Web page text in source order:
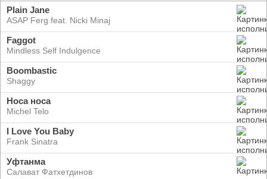
Plain Jane
ASAP Ferg feat. Nicki Minaj
Faggot
Mindless Self Indulgence
Boombastic
Shaggy
Носа носа
Michel Telo
I Love You Baby
Frank Sinatra
Уфтанма
Салават Фатхетдинов